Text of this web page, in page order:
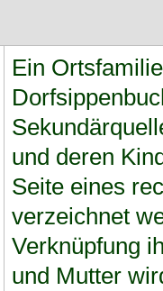
Ein
und deren
Seite eines
verzeichnet
Verknüpfung
und Mutter